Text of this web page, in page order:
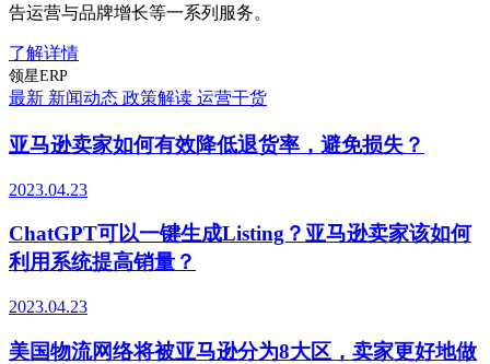
告运营与品牌增长等一系列服务。
了解详情
领星ERP
最新 新闻动态 政策解读 运营干货
亚马逊卖家如何有效降低退货率，避免损失？
2023.04.23
ChatGPT可以一键生成Listing？亚马逊卖家该如何
利用系统提高销量？
2023.04.23
美国物流网络将被亚马逊分为8大区，卖家更好地做